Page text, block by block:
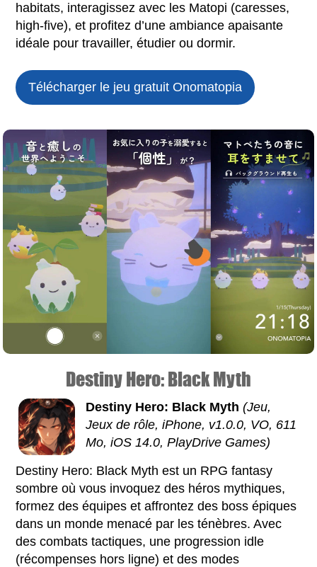
habitats, interagissez avec les Matopi (caresses,
high-five), et profitez d’une ambiance apaisante
idéale pour travailler, étudier ou dormir.
Télécharger le jeu gratuitOnomatopia
Destiny Hero: Black Myth
Destiny Hero: Black Myth (Jeu,
Jeux de rôle, iPhone, v1.0.0, VO, 611
Mo, iOS 14.0, PlayDrive Games)
Destiny Hero: Black Myth est un RPG fantasy
sombre où vous invoquez des héros mythiques,
formez des équipes et affrontez des boss épiques
dans un monde menacé par les ténèbres. Avec
des combats tactiques, une progression idle
(récompenses hors ligne) et des modes